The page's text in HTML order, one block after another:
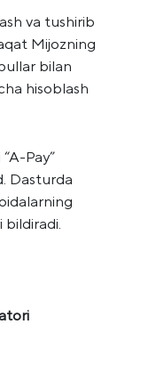
va tushirib
Mijozning
bilan
hisoblash
Pay”
Dasturda
bildiradi.